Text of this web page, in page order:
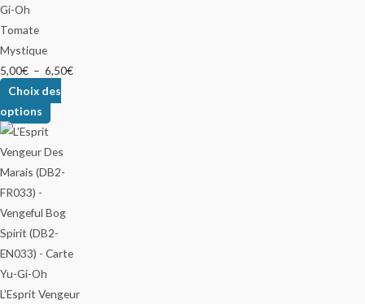
Tomate
Mystique
5,00€ – 6,50€
Choix des
options
L’Esprit Vengeur